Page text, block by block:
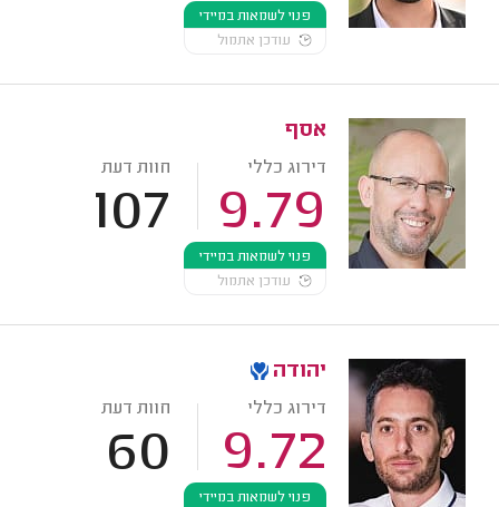
פנוי לשמאות במיידי
עודכן אתמול
אסף
דירוג כללי
9.79
חוות דעת
107
פנוי לשמאות במיידי
עודכן אתמול
יהודה
דירוג כללי
9.72
חוות דעת
60
פנוי לשמאות במיידי